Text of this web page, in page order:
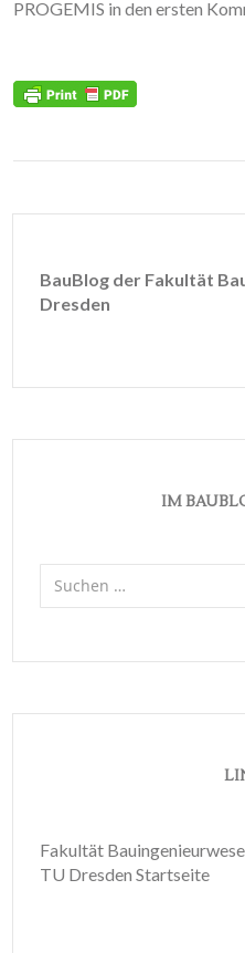
PROGEMIS in den ersten
BauBlog der Fakultät
Dresden
IM
nach:
Fakultät
TU Dresden Startseite